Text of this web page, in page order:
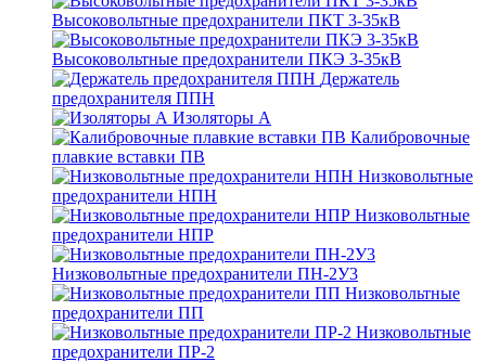
Высоковольтные предохранители ПКТ 3-35кВ
Высоковольтные предохранители ПКЭ 3-35кВ
Держатель
предохранителя ППН
Изоляторы А
Калибровочные
плавкие вставки ПВ
Низковольтные
предохранители НПН
Низковольтные
предохранители НПР
Низковольтные предохранители ПН-2У3
Низковольтные
предохранители ПП
Низковольтные
предохранители ПР-2